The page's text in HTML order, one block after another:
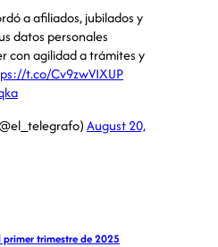
a afiliados, jubilados y
datos personales
con agilidad a trámites y
t.co/Cv9zwVIXUP
August 20,
trimestre de 2025